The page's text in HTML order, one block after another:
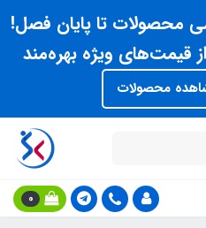
محصولات تا پایان فصل!
قیمت‌های ویژه بهره‌مند
محصولات
0